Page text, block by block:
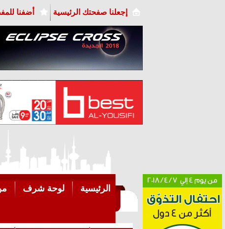
إجعلنا صفحتك الرئيسية أضفنا
الرئيسية لوحة شرف